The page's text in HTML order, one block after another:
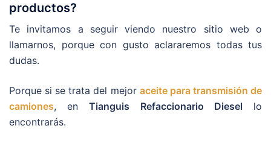
productos?
Te invitamos a seguir viendo nuestro sitio web o
llamarnos, porque con gusto aclararemos todas tus
dudas.
Porque si se trata del mejor aceite para transmisión de
camiones, enTianguis Refaccionario Diesello
encontrarás.